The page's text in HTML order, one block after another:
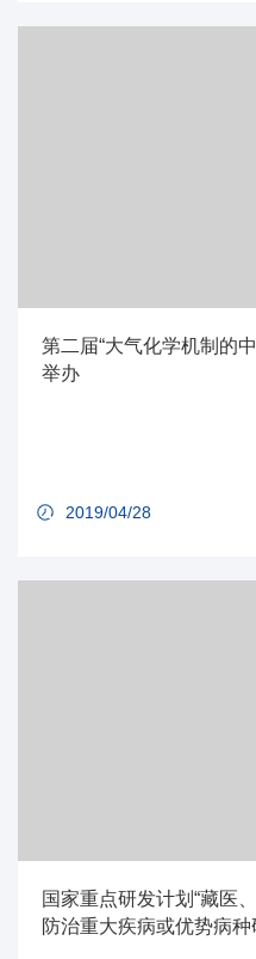
第二届“大气化学机制的
举办
2019/04/28
国家重点研发计划“藏医
防治重大疾病或优势病